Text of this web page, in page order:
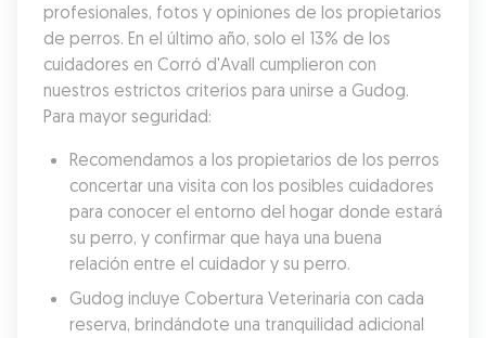
profesionales, fotos y opiniones de los propietarios
de perros. En el último año, solo el 13% de los
cuidadores en Corró d'Avall cumplieron con
nuestros estrictos criterios para unirse a Gudog.
Para mayor seguridad:
Recomendamos a los propietarios de los perros
concertar una visita con los posibles cuidadores
para conocer el entorno del hogar donde estará
su perro, y confirmar que haya una buena
relación entre el cuidador y su perro.
Gudog incluye Cobertura Veterinaria con cada
reserva, brindándote una tranquilidad adicional